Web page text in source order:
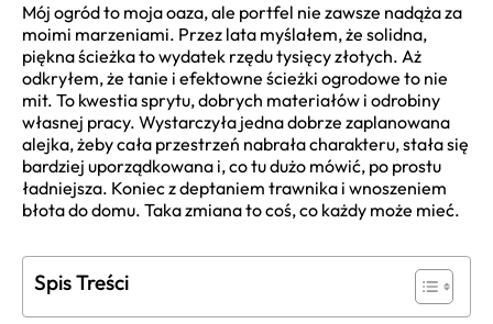
Mój ogród to moja oaza, ale portfel nie zawsze nadąża za
moimi marzeniami. Przez lata myślałem, że solidna,
piękna ścieżka to wydatek rzędu tysięcy złotych. Aż
odkryłem, że tanie i efektowne ścieżki ogrodowe to nie
mit. To kwestia sprytu, dobrych materiałów i odrobiny
własnej pracy. Wystarczyła jedna dobrze zaplanowana
alejka, żeby cała przestrzeń nabrała charakteru, stała się
bardziej uporządkowana i, co tu dużo mówić, po prostu
ładniejsza. Koniec z deptaniem trawnika i wnoszeniem
błota do domu. Taka zmiana to coś, co każdy może mieć.
Spis Treści